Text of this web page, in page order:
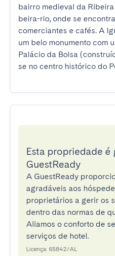
bairro medieval da
beira-rio, onde se
comerciantes e cafés. A
um belo monumento com
Palácio da Bolsa
se no centro histórico do
Esta propriedade é
GuestReady
A GuestReady
agradáveis aos
proprietários a gerir os
dentro das normas de
Aliamos o conforto de
serviços de hotel.
Licença: 65842/AL